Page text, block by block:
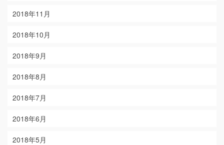
2018年11月
2018年10月
2018年9月
2018年8月
2018年7月
2018年6月
2018年5月